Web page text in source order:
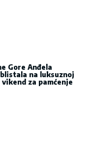
Gore Anđela
na luksuznoj
za pamćenje